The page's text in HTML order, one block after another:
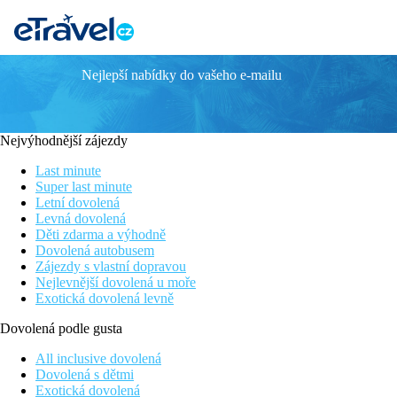
IPSOS BEACH
Informace o hotelu
Příjemný hotel se nachází v klidné části rušného letoviska
výchozí bod k poznávání krás ostrova, proto jej doporučujeme
Upozornění: Rozsah a kvalita uvedených služeb a aktivit
Vzdálenost
pláže: 80 m přes místní komunikaci
letiště: 15 km Kerkyra
centra: 0.1 km
nákupních možností: 100 m
Popis pokoje
Standardní pokoj
individuálně ovládaná klimatizace (za poplatek)
Nejlepší nabídky do vašeho e-mailu
Nejvýhodnější zájezdy
Last minute
Super last minute
Letní dovolená
Levná dovolená
Děti zdarma a výhodně
Dovolená autobusem
Zájezdy s vlastní dopravou
Nejlevnější dovolená u moře
Exotická dovolená levně
Dovolená podle gusta
All inclusive dovolená
Dovolená s dětmi
Exotická dovolená